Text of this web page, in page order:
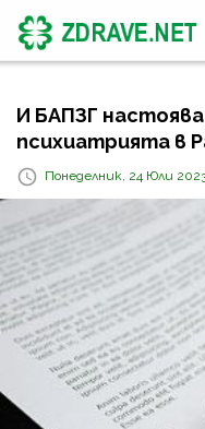
И БАПЗГ настоява
психиатрията в
Понеделник, 24 Юли 2023